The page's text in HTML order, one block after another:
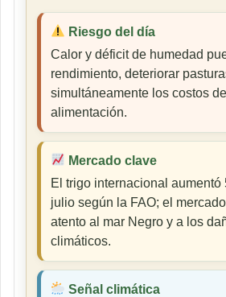
Riesgo del día
Calor y déficit de humedad
rendimiento, deteriorar
simultáneamente los costos
alimentación.
Mercado clave
El trigo internacional aumentó
julio según la FAO; el
atento al mar Negro y a los
climáticos.
Señal climática